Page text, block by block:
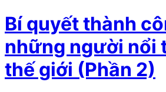
Bí quyết thành
những người nổi
thế giới (Phần 2)